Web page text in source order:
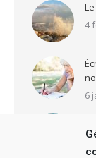
4
6
2